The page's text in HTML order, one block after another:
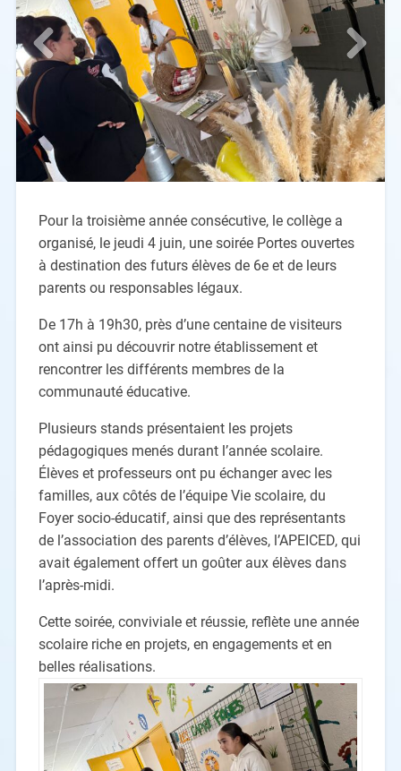
Pour la troisième année consécutive, le collège a
organisé, le jeudi 4 juin, une soirée Portes ouvertes
à destination des futurs élèves de 6e et de leurs
parents ou responsables légaux.
De 17h à 19h30, près d’une centaine de visiteurs
ont ainsi pu découvrir notre établissement et
rencontrer les différents membres de la
communauté éducative.
Plusieurs stands présentaient les projets
pédagogiques menés durant l’année scolaire.
Élèves et professeurs ont pu échanger avec les
familles, aux côtés de l’équipe Vie scolaire, du
Foyer socio-éducatif, ainsi que des représentants
de l’association des parents d’élèves, l’APEICED, qui
avait également offert un goûter aux élèves dans
l’après-midi.
Cette soirée, conviviale et réussie, reflète une année
scolaire riche en projets, en engagements et en
belles réalisations.